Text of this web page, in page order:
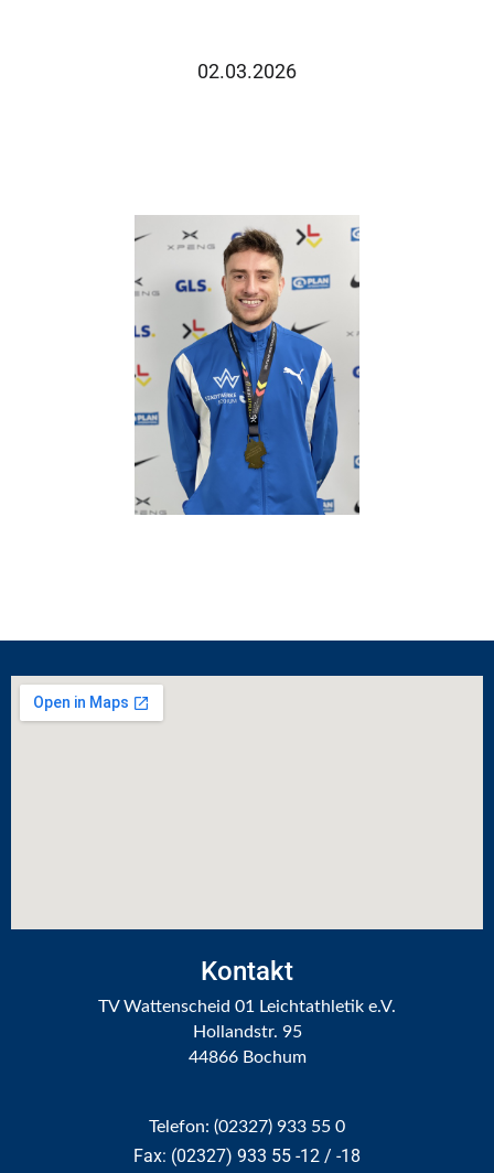
02.03.2026
Kontakt
TV Wattenscheid 01 Leichtathletik e.V.
Hollandstr. 95
44866 Bochum
Telefon: (02327) 933 55 0
Fax: (02327) 933 55 -12 / -18